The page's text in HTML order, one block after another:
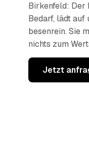
Birkenfeld: Der
Bedarf, lädt auf
besenrein. Sie
nichts zum
Jetzt